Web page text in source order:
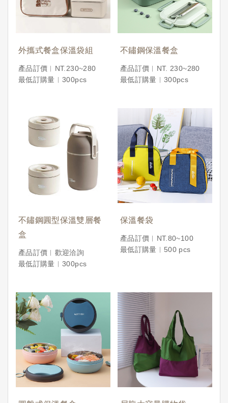
外攜式餐盒保溫袋組
產品訂價︱NT.230~280
最低訂購量︱300pcs
不鏽鋼保溫餐盒
產品訂價︱NT. 230~280
最低訂購量︱300pcs
不鏽鋼圓型保溫雙層餐
盒
產品訂價︱歡迎洽詢
最低訂購量︱300pcs
保溫餐袋
產品訂價︱NT.80~100
最低訂購量︱500 pcs